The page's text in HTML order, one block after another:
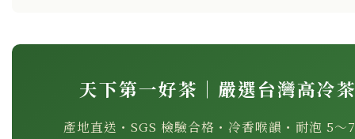
天下第一好茶｜嚴選台灣高冷
產地直送・SGS 檢驗合格・冷香喉韻・耐泡 5～